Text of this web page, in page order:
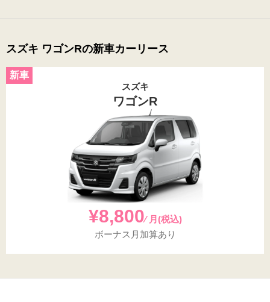
スズキ ワゴンRの新車カーリース
スズキ
ワゴンR
¥8,800⁄ 月(税込)
ボーナス月加算あり